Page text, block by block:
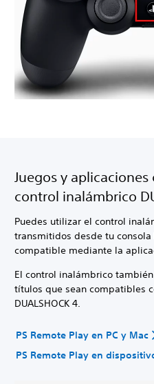
Juegos y
control inalámbrico
Puedes utilizar el control
transmitidos desde tu
compatible mediante la
El control inalámbrico
títulos que sean compatibles
DUALSHOCK 4.
PS Remote Play en PC y Mac
PS Remote Play en